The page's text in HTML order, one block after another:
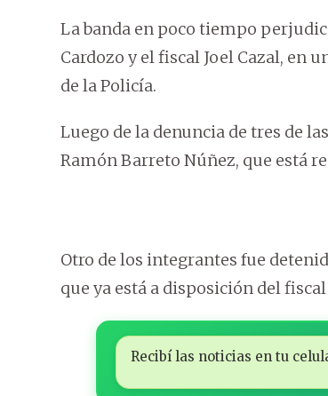
La banda en poco tiempo
Cardozo y el fiscal Joel Cazal, en
de la Policía.
Luego de la denuncia de tres de
Ramón Barreto Núñez, que está
Otro de los integrantes fue
que ya está a disposición del
Recibí las noticias en tu